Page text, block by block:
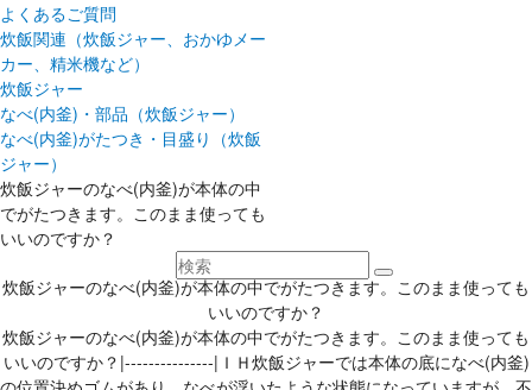
よくあるご質問
炊飯関連（炊飯ジャー、おかゆメー
カー、精米機など）
炊飯ジャー
なべ(内釜)・部品（炊飯ジャー）
なべ(内釜)がたつき・目盛り（炊飯
ジャー）
炊飯ジャーのなべ(内釜)が本体の中
でがたつきます。このまま使っても
いいのですか？
炊飯ジャーのなべ(内釜)が本体の中でがたつきます。このまま使っても
いいのですか？
炊飯ジャーのなべ(内釜)が本体の中でがたつきます。このまま使っても
いいのですか？|---------------|ＩＨ炊飯ジャーでは本体の底になべ(内釜)